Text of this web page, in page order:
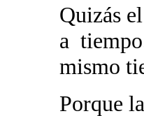
Quizás
a
mismo
Porque